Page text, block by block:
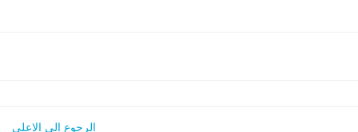
الرجوع الى الاعلى